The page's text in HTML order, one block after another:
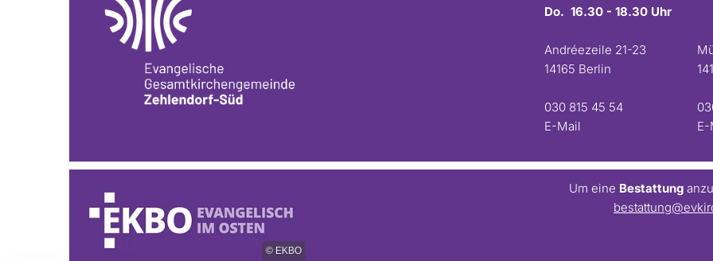
Do. 16.30 - 18.30 Uhr
Andréezeile 21-23
14165 Berlin
030 815 45 54
E-Mail
E-
© EKBO
Um eine Bestattung